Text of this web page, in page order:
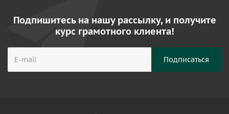
Подпишитесь на нашу рассылку, и получите
курс грамотного клиента!